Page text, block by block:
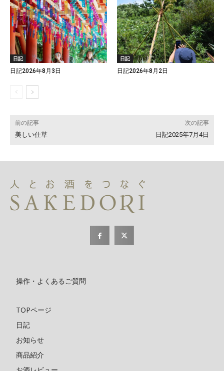
日記
日記2026年8月3日
日記
日記2026年8月2日
前の記事
美しい仕草
次の記事
日記2025年7月4日
操作・よくあるご質問
TOPページ
日記
お知らせ
商品紹介